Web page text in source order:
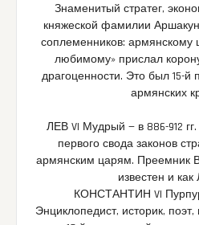
Знаменитый стратег,
княжеской фамилии
соплеменников: армянскому
любимому» прислал
драгоценности. Это был 15-й
армянских
ЛЕВ VI Мудрый — в 886-912
первого свода законов
армянским царям. Преемник
известен и как
КОНСТАНТИН VI
Энциклопедист, историк,